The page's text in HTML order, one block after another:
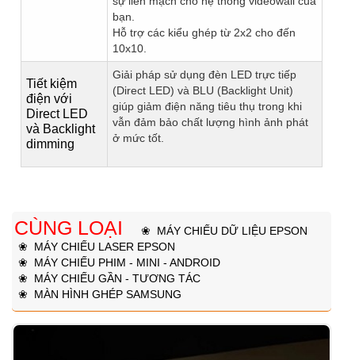
bạn.
Hỗ trợ các kiểu ghép từ 2x2 cho đến
10x10.
Tiết kiệm
điện với
Direct LED
và Backlight
dimming
Giải pháp sử dụng đèn LED trực tiếp
(Direct LED) và BLU (Backlight Unit)
giúp giảm điện năng tiêu thụ trong khi
vẫn đảm bảo chất lượng hình ảnh phát
ở mức tốt.
CÙNG LOẠI ❀ MÁY CHIẾU DỮ LIỆU EPSON
❀ MÁY CHIẾU LASER EPSON
❀ MÁY CHIẾU PHIM - MINI - ANDROID
❀ MÁY CHIẾU GẦN - TƯƠNG TÁC
❀ MÀN HÌNH GHÉP SAMSUNG